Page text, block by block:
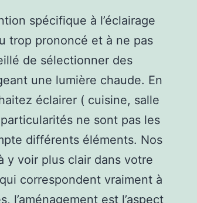
spécifique à l’éclairage
trop prononcé et à ne pas
de sélectionner des
une lumière chaude. En
éclairer ( cuisine, salle
ne sont pas les
différents éléments. Nos
y voir plus clair dans votre
correspondent vraiment à
l’aménagement est l’aspect